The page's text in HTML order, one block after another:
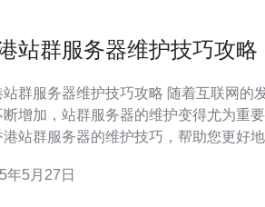
站群服务器维护技巧攻略
服务器维护技巧攻略 随着互联网的发展，网站数
断增加，站群服务器的维护变得尤为重
港站群服务器的维护技巧，帮助您更好
行一次全面备份，以防止数据丢失。同时
年5月27日